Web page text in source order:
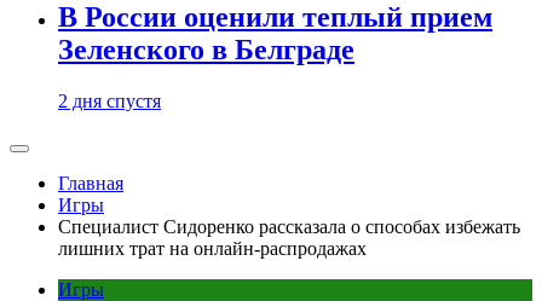
В России оценили теплый прием
Зеленского в Белграде
2 дня спустя
Главная
Игры
Специалист Сидоренко рассказала о способах избежать
лишних трат на онлайн-распродажах
Игры